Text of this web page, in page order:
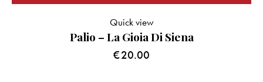
Palio – La Gioia Di Siena
€20.00
Quick view